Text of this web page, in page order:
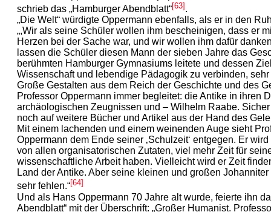
schrieb das „Hamburger Abendblatt“[63] .
„Die Welt“ würdigte Oppermann ebenfalls, als er in den
„,Wir als seine Schüler wollen ihm bescheinigen, dass er
Herzen bei der Sache war, und wir wollen ihm dafür
lassen die Schüler diesen Mann der sieben Jahre das
berühmten Hamburger Gymnasiums leitete und dessen
Wissenschaft und lebendige Pädagogik zu verbinden,
Große Gestalten aus dem Reich der Geschichte und des
Professor Oppermann immer begleitet: die Antike in ihren
archäologischen Zeugnissen und – Wilhelm Raabe.
noch auf weitere Bücher und Artikel aus der Hand des
Mit einem lachenden und einem weinenden Auge sieht
Oppermann dem Ende seiner ‚Schulzeit‘ entgegen. Er
von allen organisatorischen Zutaten, viel mehr Zeit für
wissenschaftliche Arbeit haben. Vielleicht wird er Zeit
Land der Antike. Aber seine kleinen und großen
sehr fehlen.“[64]
Und als Hans Oppermann 70 Jahre alt wurde, feierte ihn
Abendblatt“ mit der Überschrift: „Großer Humanist.